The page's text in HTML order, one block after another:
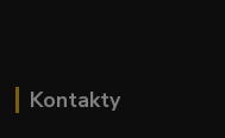
Kontakty